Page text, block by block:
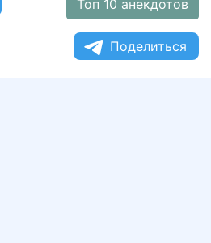
Топ 10 анекдотов
Поделиться